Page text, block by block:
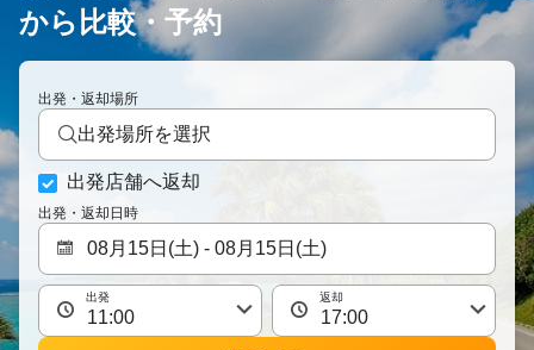
から比較・予約
出発・返却場所
出発場所を選択
出発店舗へ返却
出発・返却日時
出発 返却